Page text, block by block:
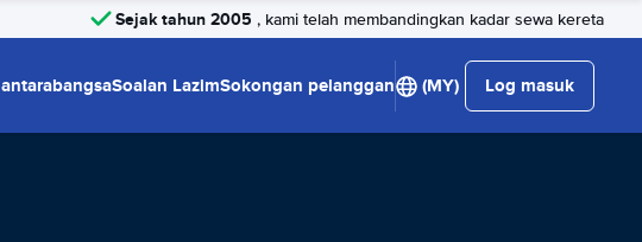
Sejak tahun 2005 , kami telah membandingkan kadar sewa kereta
antarabangsaSoalan LazimSokongan pelanggan (MY) Log masuk